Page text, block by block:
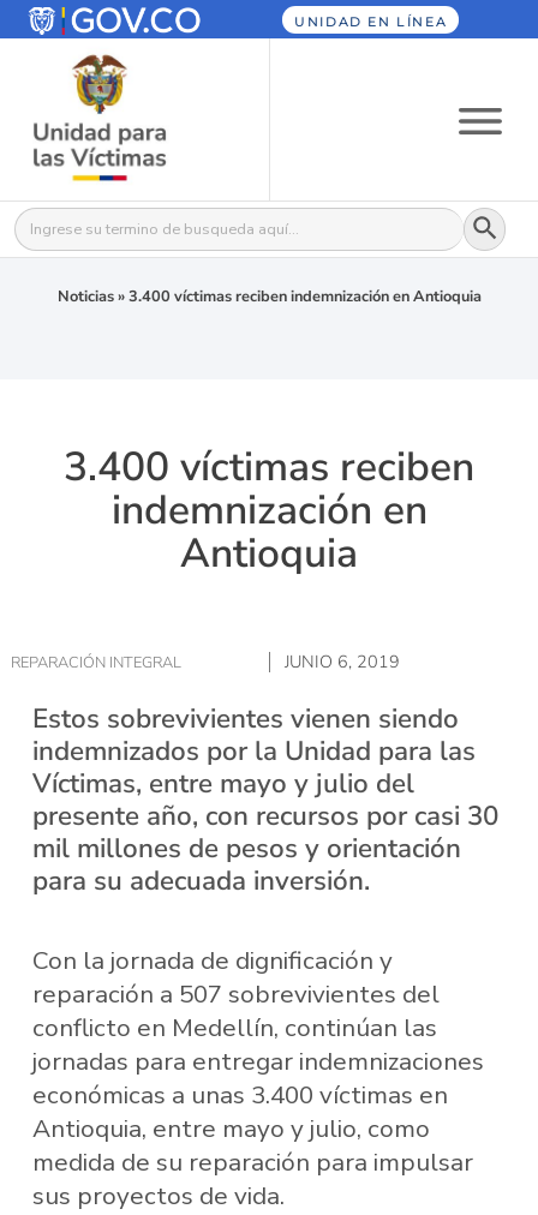
UNIDAD EN LÍNEA
Buscar: Botón
Noticias»3.400 víctimas reciben indemnización en Antioquia
3.400 víctimas reciben
indemnización en
Antioquia
REPARACIÓN INTEGRAL JUNIO 6, 2019
Estos sobrevivientes vienen siendo
indemnizados por la Unidad para las
Víctimas, entre mayo y julio del
presente año, con recursos por casi 30
mil millones de pesos y orientación
para su adecuada inversión.
Con la jornada de dignificación y
reparación a 507 sobrevivientes del
conflicto en Medellín, continúan las
jornadas para entregar indemnizaciones
económicas a unas 3.400 víctimas en
Antioquia, entre mayo y julio, como
medida de su reparación para impulsar
sus proyectos de vida.